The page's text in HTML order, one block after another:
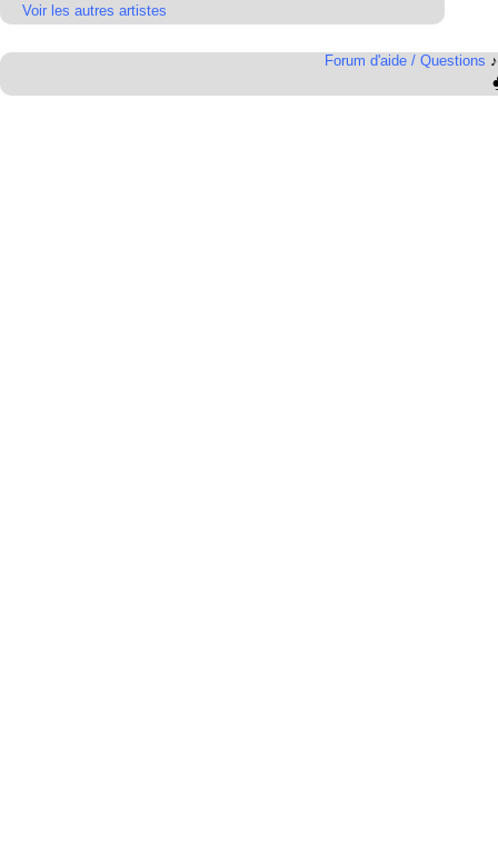
Voir les autres artistes
Forum d'aide / Questions